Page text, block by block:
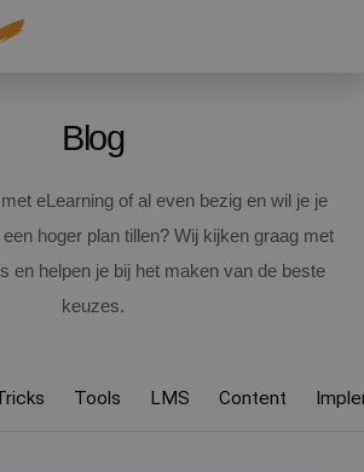
Blog
eLearning of al even bezig en wil je je
hoger plan tillen? Wij kijken graag met
en helpen je bij het maken van de beste
keuzes.
Tools LMS Content